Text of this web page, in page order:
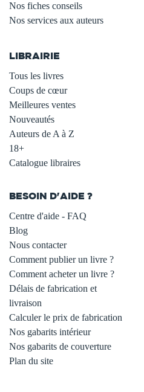
Nos fiches conseils
Nos services aux auteurs
LIBRAIRIE
Tous les livres
Coups de cœur
Meilleures ventes
Nouveautés
Auteurs de A à Z
18+
Catalogue libraires
BESOIN D'AIDE ?
Centre d'aide - FAQ
Blog
Nous contacter
Comment publier un livre ?
Comment acheter un livre ?
Délais de fabrication et
livraison
Calculer le prix de fabrication
Nos gabarits intérieur
Nos gabarits de couverture
Plan du site